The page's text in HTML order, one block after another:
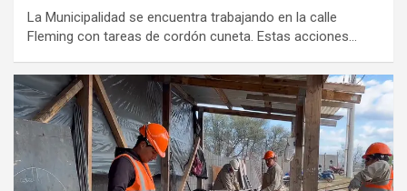
La Municipalidad se encuentra trabajando en la calle
Fleming con tareas de cordón cuneta. Estas acciones…